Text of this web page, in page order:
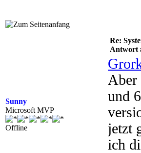
Sunny
Microsoft MVP
Offline
Re:
Antwort
Aber
und
jetzt
ich